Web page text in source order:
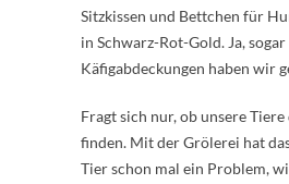
Sitzkissen und Bettchen für
in Schwarz-Rot-Gold. Ja, sogar
Käfigabdeckungen haben wir
Fragt sich nur, ob unsere Tiere
finden. Mit der Grölerei hat
Tier schon mal ein Problem,